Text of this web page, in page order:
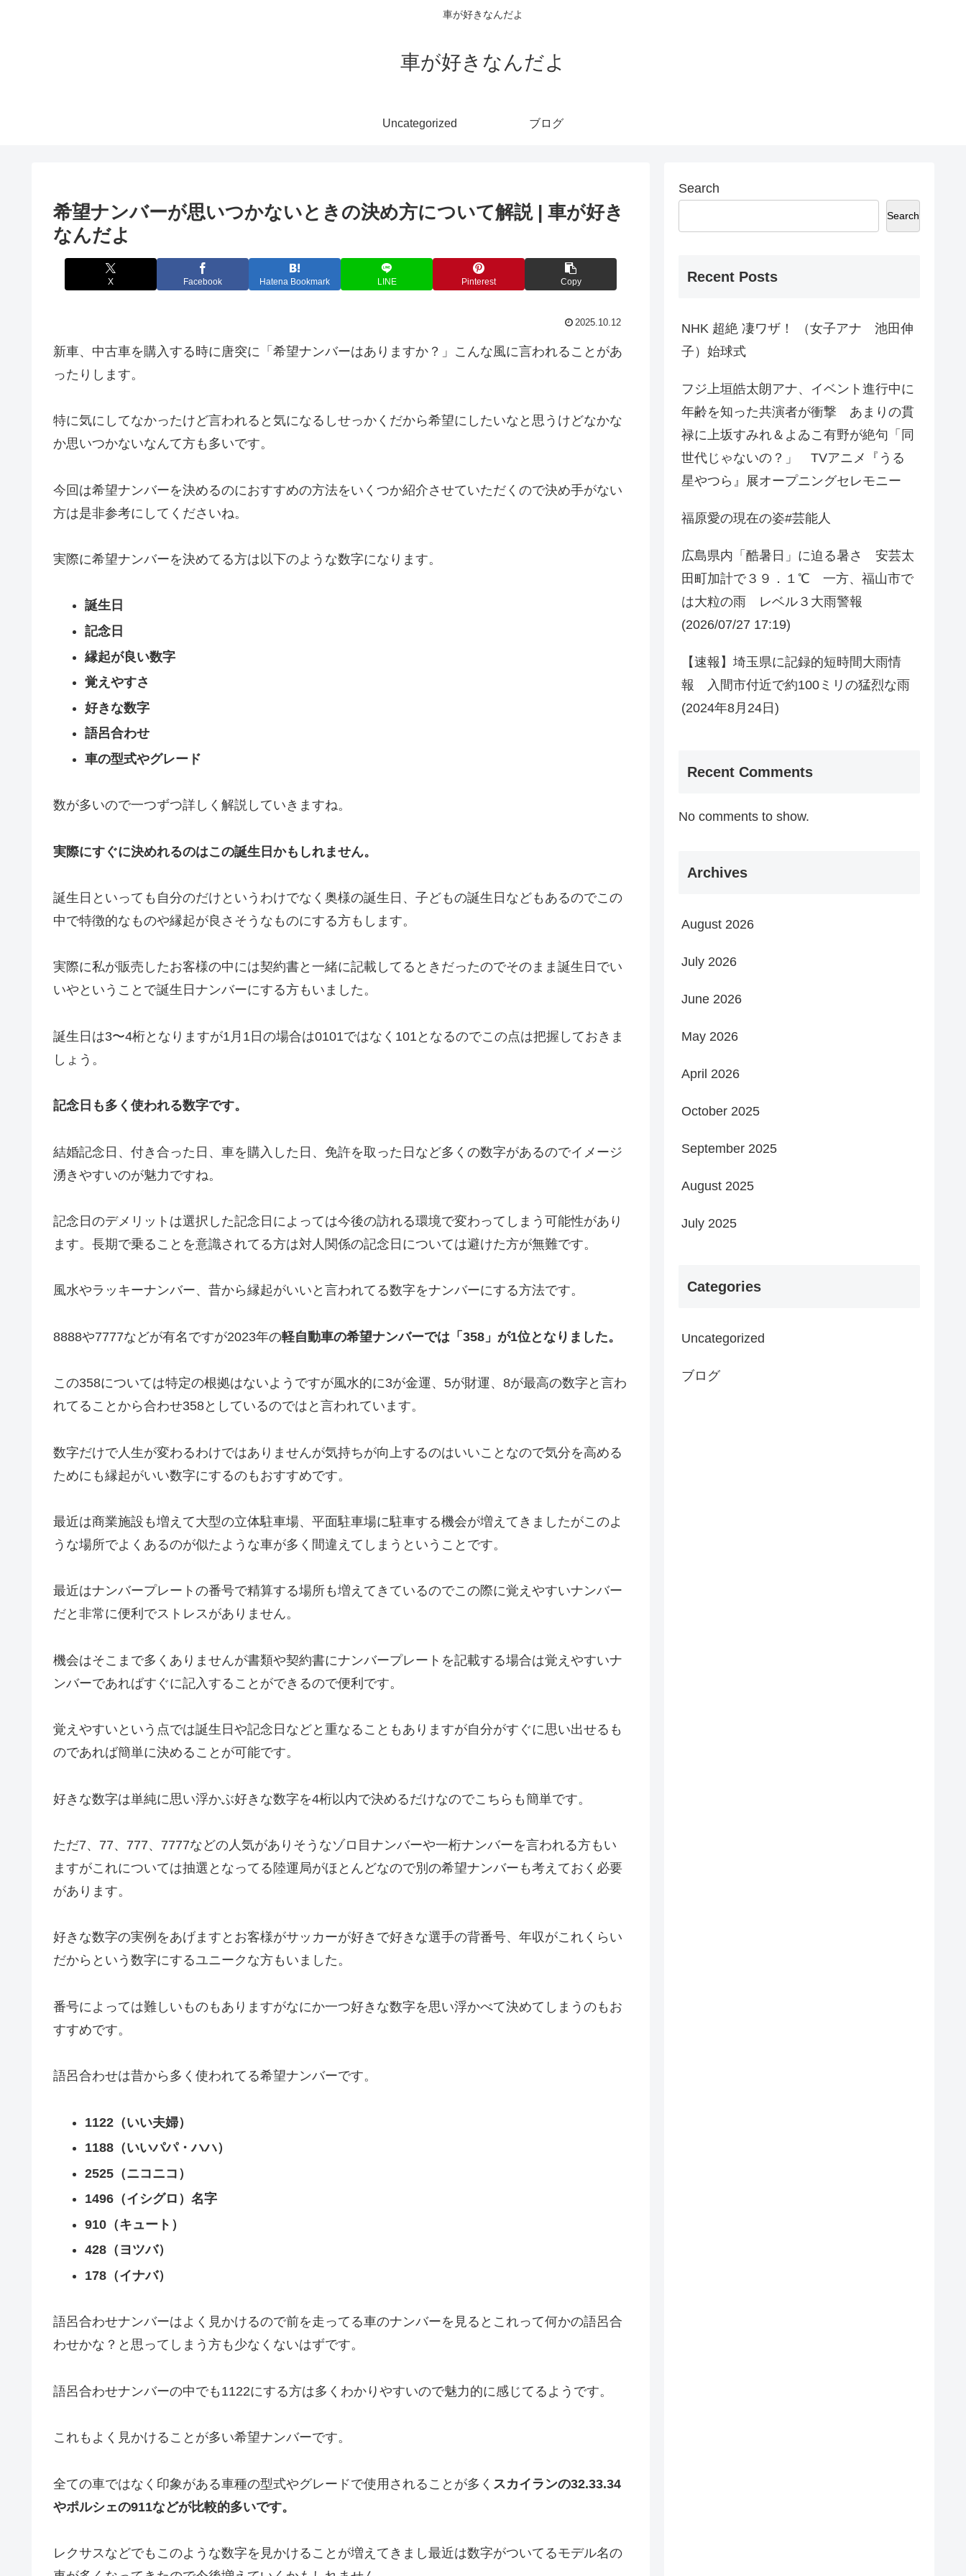
車が好きなんだよ
車が好きなんだよ
Uncategorized ブログ
希望ナンバーが思いつかないときの決め方について解説 | 車が好き
なんだよ
X Facebook Hatena Bookmark LINE Pinterest Copy
2025.10.12
新車、中古車を購入する時に唐突に「希望ナンバーはありますか？」こんな風に言われることがあ
ったりします。
特に気にしてなかったけど言われると気になるしせっかくだから希望にしたいなと思うけどなかな
か思いつかないなんて方も多いです。
今回は希望ナンバーを決めるのにおすすめの方法をいくつか紹介させていただくので決め手がない
方は是非参考にしてくださいね。
実際に希望ナンバーを決めてる方は以下のような数字になります。
誕生日
記念日
縁起が良い数字
覚えやすさ
好きな数字
語呂合わせ
車の型式やグレード
数が多いので一つずつ詳しく解説していきますね。
実際にすぐに決めれるのはこの誕生日かもしれません。
誕生日といっても自分のだけというわけでなく奥様の誕生日、子どもの誕生日などもあるのでこの
中で特徴的なものや縁起が良さそうなものにする方もします。
実際に私が販売したお客様の中には契約書と一緒に記載してるときだったのでそのまま誕生日でい
いやということで誕生日ナンバーにする方もいました。
誕生日は3〜4桁となりますが1月1日の場合は0101ではなく101となるのでこの点は把握しておきま
しょう。
記念日も多く使われる数字です。
結婚記念日、付き合った日、車を購入した日、免許を取った日など多くの数字があるのでイメージ
湧きやすいのが魅力ですね。
記念日のデメリットは選択した記念日によっては今後の訪れる環境で変わってしまう可能性があり
ます。長期で乗ることを意識されてる方は対人関係の記念日については避けた方が無難です。
風水やラッキーナンバー、昔から縁起がいいと言われてる数字をナンバーにする方法です。
8888や7777などが有名ですが2023年の軽自動車の希望ナンバーでは「358」が1位となりました。
この358については特定の根拠はないようですが風水的に3が金運、5が財運、8が最高の数字と言わ
れてることから合わせ358としているのではと言われています。
数字だけで人生が変わるわけではありませんが気持ちが向上するのはいいことなので気分を高める
ためにも縁起がいい数字にするのもおすすめです。
最近は商業施設も増えて大型の立体駐車場、平面駐車場に駐車する機会が増えてきましたがこのよ
うな場所でよくあるのが似たような車が多く間違えてしまうということです。
最近はナンバープレートの番号で精算する場所も増えてきているのでこの際に覚えやすいナンバー
だと非常に便利でストレスがありません。
機会はそこまで多くありませんが書類や契約書にナンバープレートを記載する場合は覚えやすいナ
ンバーであればすぐに記入することができるので便利です。
覚えやすいという点では誕生日や記念日などと重なることもありますが自分がすぐに思い出せるも
のであれば簡単に決めることが可能です。
好きな数字は単純に思い浮かぶ好きな数字を4桁以内で決めるだけなのでこちらも簡単です。
ただ7、77、777、7777などの人気がありそうなゾロ目ナンバーや一桁ナンバーを言われる方もい
ますがこれについては抽選となってる陸運局がほとんどなので別の希望ナンバーも考えておく必要
があります。
好きな数字の実例をあげますとお客様がサッカーが好きで好きな選手の背番号、年収がこれくらい
だからという数字にするユニークな方もいました。
番号によっては難しいものもありますがなにか一つ好きな数字を思い浮かべて決めてしまうのもお
すすめです。
語呂合わせは昔から多く使われてる希望ナンバーです。
1122（いい夫婦）
1188（いいパパ・ハハ）
2525（ニコニコ）
1496（イシグロ）名字
910（キュート）
428（ヨツバ）
178（イナバ）
語呂合わせナンバーはよく見かけるので前を走ってる車のナンバーを見るとこれって何かの語呂合
わせかな？と思ってしまう方も少なくないはずです。
語呂合わせナンバーの中でも1122にする方は多くわかりやすいので魅力的に感じてるようです。
これもよく見かけることが多い希望ナンバーです。
全ての車ではなく印象がある車種の型式やグレードで使用されることが多く スカイランの32.33.34
やポルシェの911などが比較的多いです。
レクサスなどでもこのような数字を見かけることが増えてきまし最近は数字がついてるモデル名の
Search
Search
Recent Posts
NHK 超絶 凄ワザ！ （女子アナ 池田伸
子）始球式
フジ上垣皓太朗アナ、イベント進行中に
年齢を知った共演者が衝撃 あまりの貫
禄に上坂すみれ＆よゐこ有野が絶句「同
世代じゃないの？」 TVアニメ『うる
星やつら』展オープニングセレモニー
福原愛の現在の姿#芸能人
広島県内「酷暑日」に迫る暑さ 安芸太
田町加計で３９．１℃ 一方、福山市で
は大粒の雨 レベル３大雨警報
(2026/07/27 17:19)
【速報】埼玉県に記録的短時間大雨情
報 入間市付近で約100ミリの猛烈な雨
(2024年8月24日)
Recent Comments
No comments to show.
Archives
August 2026
July 2026
June 2026
May 2026
April 2026
October 2025
September 2025
August 2025
July 2025
Categories
Uncategorized
ブログ